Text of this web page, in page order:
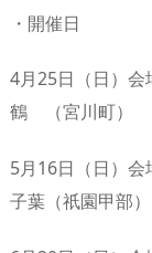
・開催日
4月25日（日
鶴 （宮川町）
5月16日（日
子葉（祇園甲部）